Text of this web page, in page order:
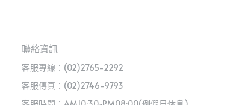
聯絡資訊
客服專線：(02)2765-2292
客服傳真：(02)2746-9793